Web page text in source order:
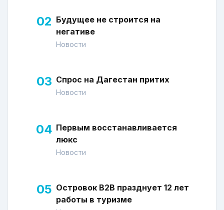
02 Будущее не строится на
негативе
Новости
03 Спрос на Дагестан притих
Новости
04 Первым восстанавливается
люкс
Новости
05 Островок В2В празднует 12 лет
работы в туризме